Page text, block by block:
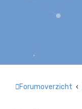
Forumoverzicht